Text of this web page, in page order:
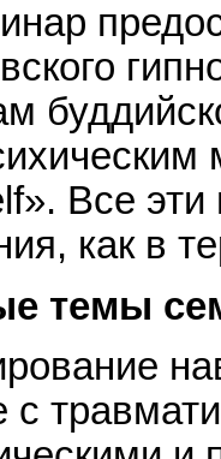
Все эти
как в
темы
с